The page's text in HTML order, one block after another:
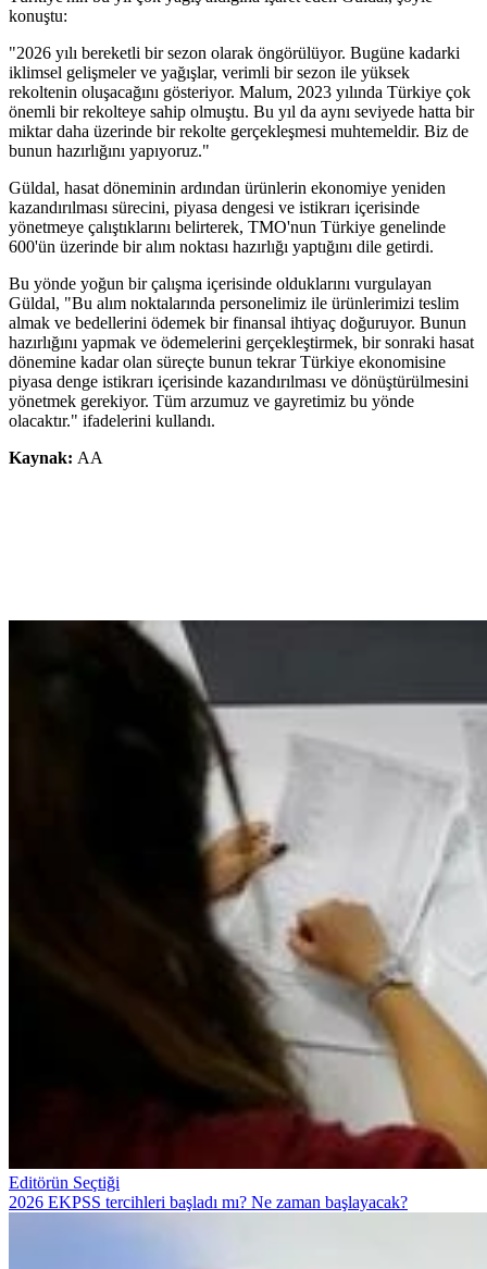
konuştu:
"2026 yılı bereketli bir sezon olarak öngörülüyor. Bugüne kadarki
iklimsel gelişmeler ve yağışlar, verimli bir sezon ile yüksek
rekoltenin oluşacağını gösteriyor. Malum, 2023 yılında Türkiye çok
önemli bir rekolteye sahip olmuştu. Bu yıl da aynı seviyede hatta bir
miktar daha üzerinde bir rekolte gerçekleşmesi muhtemeldir. Biz de
bunun hazırlığını yapıyoruz."
Güldal, hasat döneminin ardından ürünlerin ekonomiye yeniden
kazandırılması sürecini, piyasa dengesi ve istikrarı içerisinde
yönetmeye çalıştıklarını belirterek, TMO'nun Türkiye genelinde
600'ün üzerinde bir alım noktası hazırlığı yaptığını dile getirdi.
Bu yönde yoğun bir çalışma içerisinde olduklarını vurgulayan
Güldal, "Bu alım noktalarında personelimiz ile ürünlerimizi teslim
almak ve bedellerini ödemek bir finansal ihtiyaç doğuruyor. Bunun
hazırlığını yapmak ve ödemelerini gerçekleştirmek, bir sonraki hasat
dönemine kadar olan süreçte bunun tekrar Türkiye ekonomisine
piyasa denge istikrarı içerisinde kazandırılması ve dönüştürülmesini
yönetmek gerekiyor. Tüm arzumuz ve gayretimiz bu yönde
olacaktır." ifadelerini kullandı.
Kaynak: AA
Editörün Seçtiği
2026 EKPSS tercihleri başladı mı? Ne zaman başlayacak?